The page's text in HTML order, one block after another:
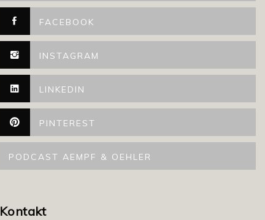
FACEBOOK
INSTAGRAM
LINKEDIN
PINTEREST
PODCAST AEMPF & OEHLER
Kontakt